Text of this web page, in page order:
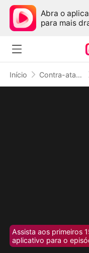
Abra o
para mais
Início Contra-ataque
Assista aos primeiros
aplicativo para o